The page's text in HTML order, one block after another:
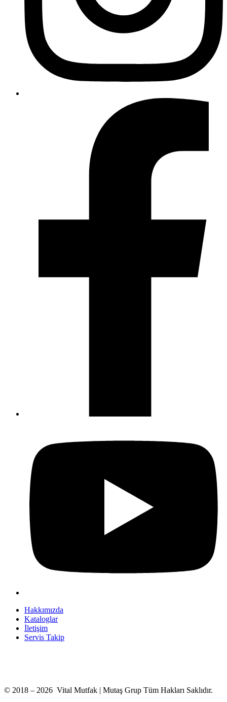
Hakkımızda
Kataloglar
İletişim
Servis Takip
© 2018 – 2026 Vital Mutfak | Mutaş Grup Tüm Hakları Saklıdır.